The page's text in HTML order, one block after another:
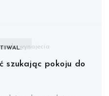
szukając pokoju do